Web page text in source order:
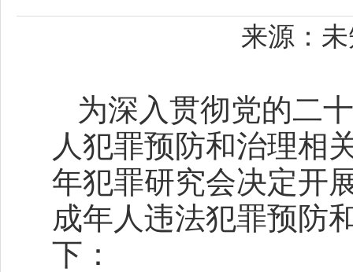
来源：
为深入贯彻党的二
人犯罪预防和治理相
年犯罪研究会决定开
成年人违法犯罪预防
下：